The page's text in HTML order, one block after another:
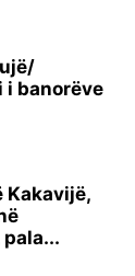
i banorëve
Kakavijë,